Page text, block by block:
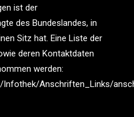
ist der
des Bundeslandes, in
Sitz hat. Eine Liste der
deren Kontaktdaten
werden:
Infothek/Anschriften_Links/